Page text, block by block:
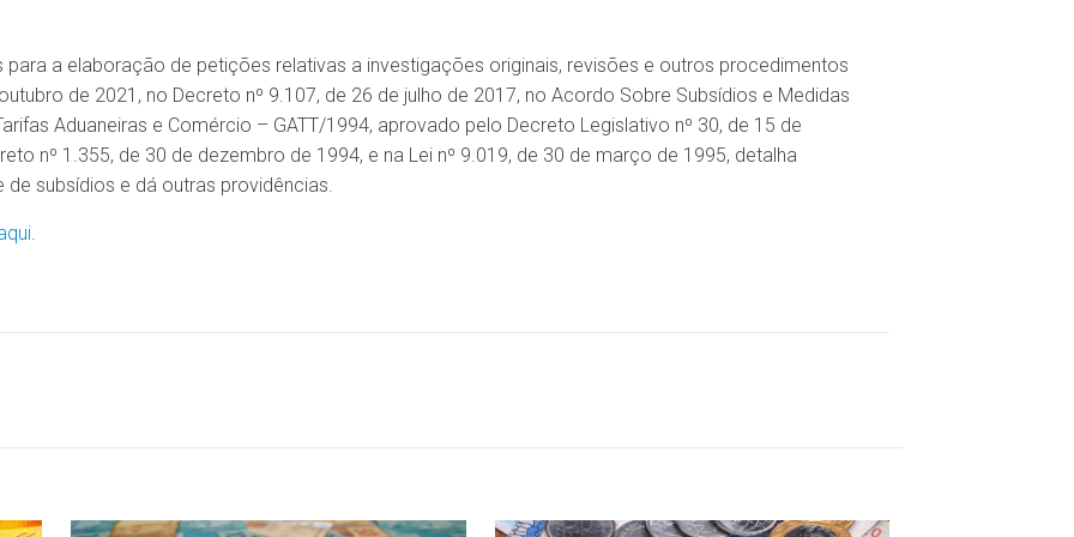
a elaboração de petições relativas a investigações originais, revisões e outros procedimentos
de 2021, no Decreto nº 9.107, de 26 de julho de 2017, no Acordo Sobre Subsídios e Medidas
Aduaneiras e Comércio – GATT/1994, aprovado pelo Decreto Legislativo nº 30, de 15 de
nº 1.355, de 30 de dezembro de 1994, e na Lei nº 9.019, de 30 de março de 1995, detalha
subsídios e dá outras providências.
.